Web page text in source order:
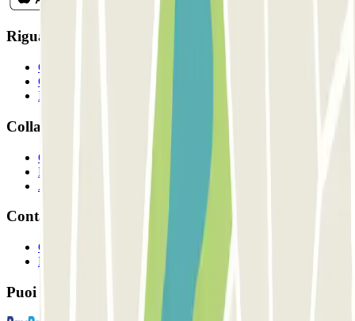
Riguardo a Parclcik
Chi siamo
Come funziona?
I Nostri Parcheggi
Collaboriamo?
Collaboratori
Proprietari di parcheggio
Affiliati
Contatto
Contattaci
FAQ
Puoi utilizzare questi metodi di pagamento: